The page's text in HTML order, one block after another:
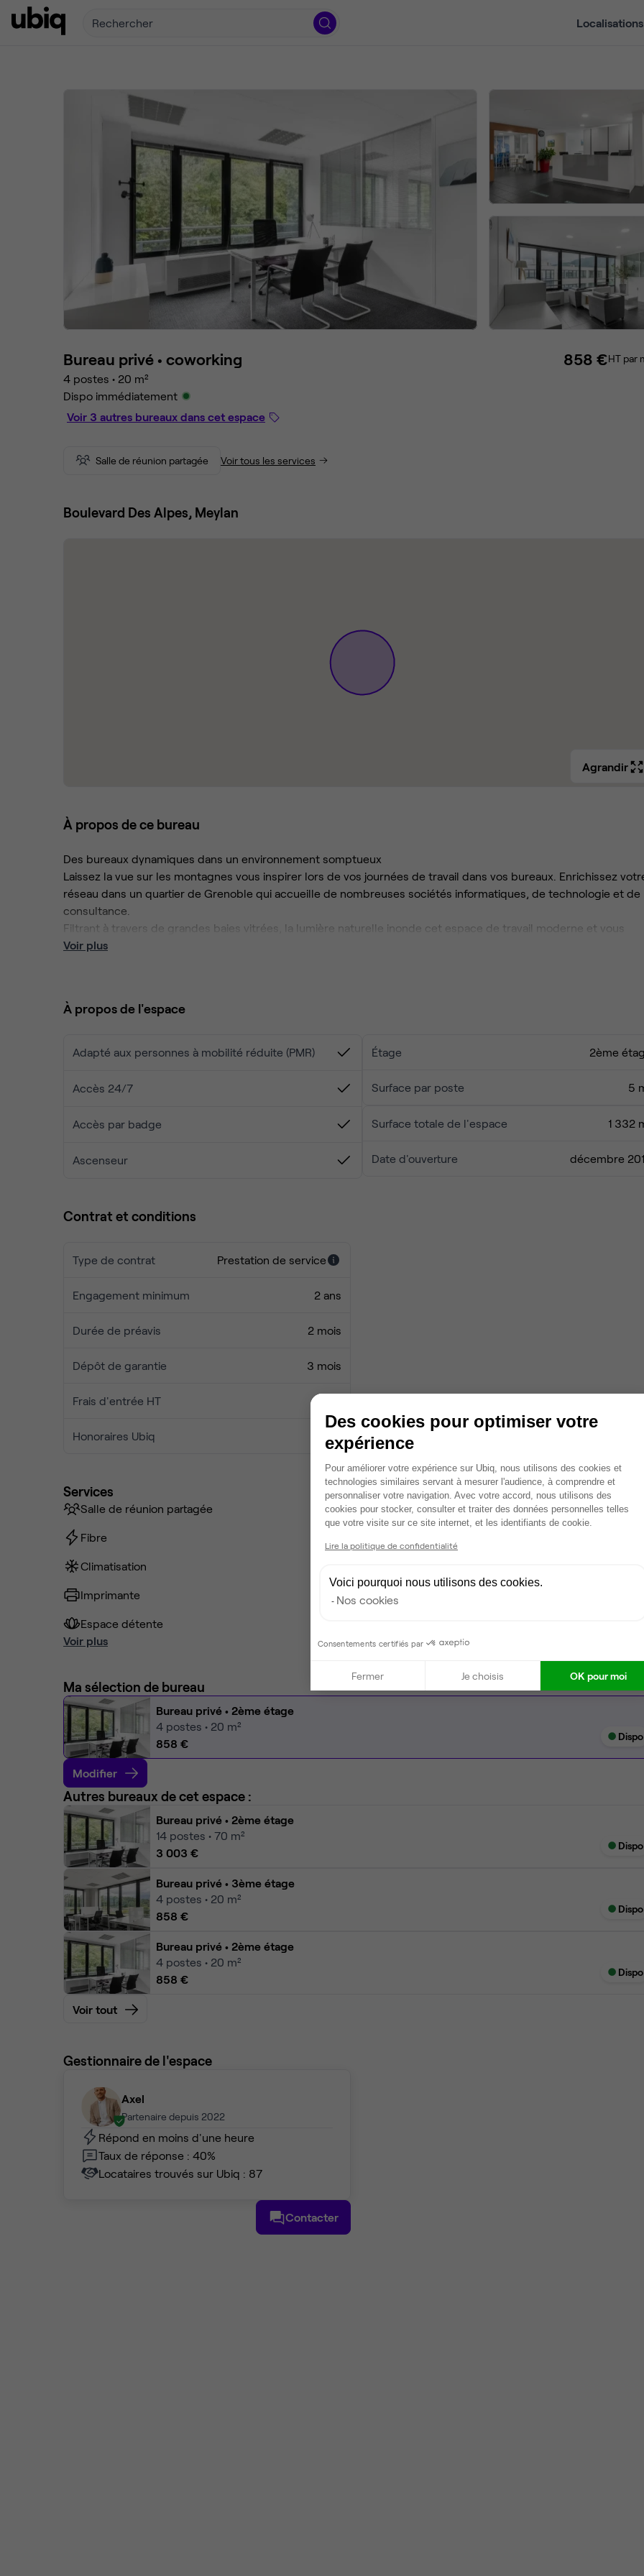
Rechercher Localisations
Bureau privé • coworking
4 postes • 20 m²
Dispo immédiatement
Voir 3 autres bureaux dans cet espace
858 €HT par
Salle de réunion partagée Voir tous les services
Boulevard Des Alpes, Meylan
Agrandir
À propos de ce bureau
Des bureaux dynamiques dans un environnement somptueux
Laissez la vue sur les montagnes vous inspirer lors de vos journées de travail dans vos bureaux. Enrichissez
réseau dans un quartier de Grenoble qui accueille de nombreuses sociétés informatiques, de technologie et de
consultance.
Filtrant à travers de grandes baies vitrées, la lumière naturelle inonde cet espace de travail moderne et vous
permet de donner le meilleur de vous-même dans un environnement dynamique.
Voir plus
À propos de l'espace
Adapté aux personnes à mobilité réduite (PMR)
Accès 24/7
Accès par badge
Ascenseur
Étage 2ème
Surface par poste 5
Surface totale de l'espace 1 332
Date d'ouverture décembre
Contrat et conditions
Type de contrat Prestation de service
Engagement minimum 2 ans
Durée de préavis 2 mois
Dépôt de garantie 3 mois
Frais d'entrée HT
Honoraires Ubiq
Services
Salle de réunion partagée
Fibre
Climatisation
Imprimante
Espace détente
Tables / chaises
Voir plus
Ma sélection de bureau
Bureau privé • 2ème étage
4 postes • 20 m²
858 €
Dispo
Modifier
Autres bureaux de cet espace :
Bureau privé • 2ème étage
14 postes • 70 m²
3 003 €
Dispo
Bureau privé • 3ème étage
4 postes • 20 m²
858 €
Dispo
Bureau privé • 2ème étage
4 postes • 20 m²
858 €
Dispo
Voir tout
Gestionnaire de l'espace
Axel
Partenaire depuis 2022
Répond en moins d'une heure
Taux de réponse : 40%
Locataires trouvés sur Ubiq : 87
Contacter
Des cookies pour optimiser votre
expérience
Plateforme de Gestion du
Pour améliorer votre expérience sur Ubiq, nous utilisons des cookies et
technologies similaires servant à mesurer l'audience, à comprendre et
personnaliser votre navigation. Avec votre accord, nous utilisons des
cookies pour stocker, consulter et traiter des données personnelles telles
que votre visite sur ce site internet, et les identifiants de cookie.
Lire la politique de confidentialité
Voici pourquoi nous utilisons des cookies.
Nos cookies
Consentements certifiés par
Fermer Je choisis OK pour moi
Axeptio consent